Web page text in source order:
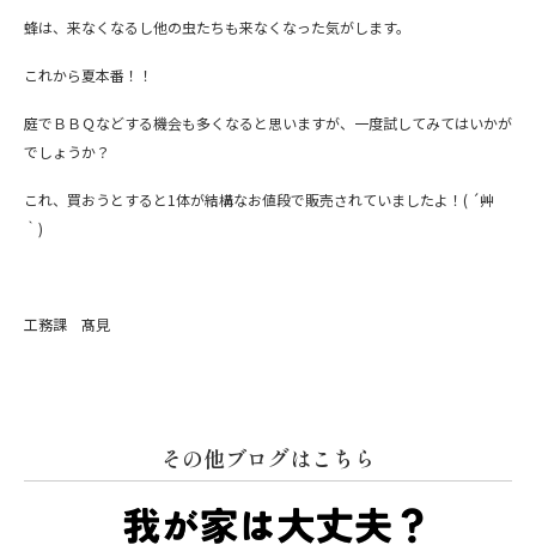
蜂は、来なくなるし他の虫たちも来なくなった気がします。
これから夏本番！！
庭でＢＢＱなどする機会も多くなると思いますが、一度試してみてはいかが
でしょうか？
これ、買おうとすると1体が結構なお値段で販売されていましたよ！( ´艸
｀)
工務課 髙見
その他ブログはこちら